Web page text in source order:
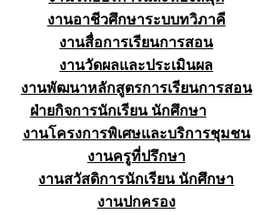
งานอาชีวศึกษาระบบทวิภาคี
งานสื่อการเรียนการสอน
งานวัดผลและประเมินผล
งานพัฒนาหลักสูตรการเรียนการสอน
ฝ่ายกิจการนักเรียน นักศึกษา
งานโครงการพิเศษและบริการชุมชน
งานครูที่ปรึกษา
งานสวัสดิการนักเรียน นักศึกษา
งานปกครอง